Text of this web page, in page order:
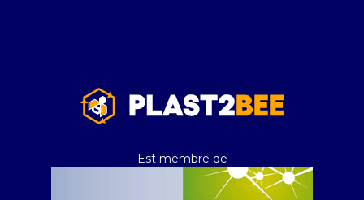
Est membre de